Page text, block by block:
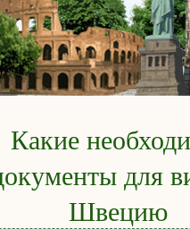
Какие
для
Швецию